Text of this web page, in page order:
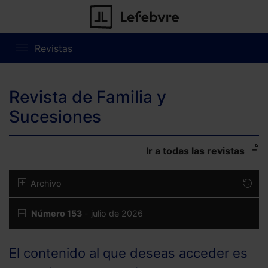
Revistas
Revista de Familia y
Sucesiones
Ir a todas las revistas
Archivo
Número 153 - julio de 2026
El contenido al que deseas acceder es